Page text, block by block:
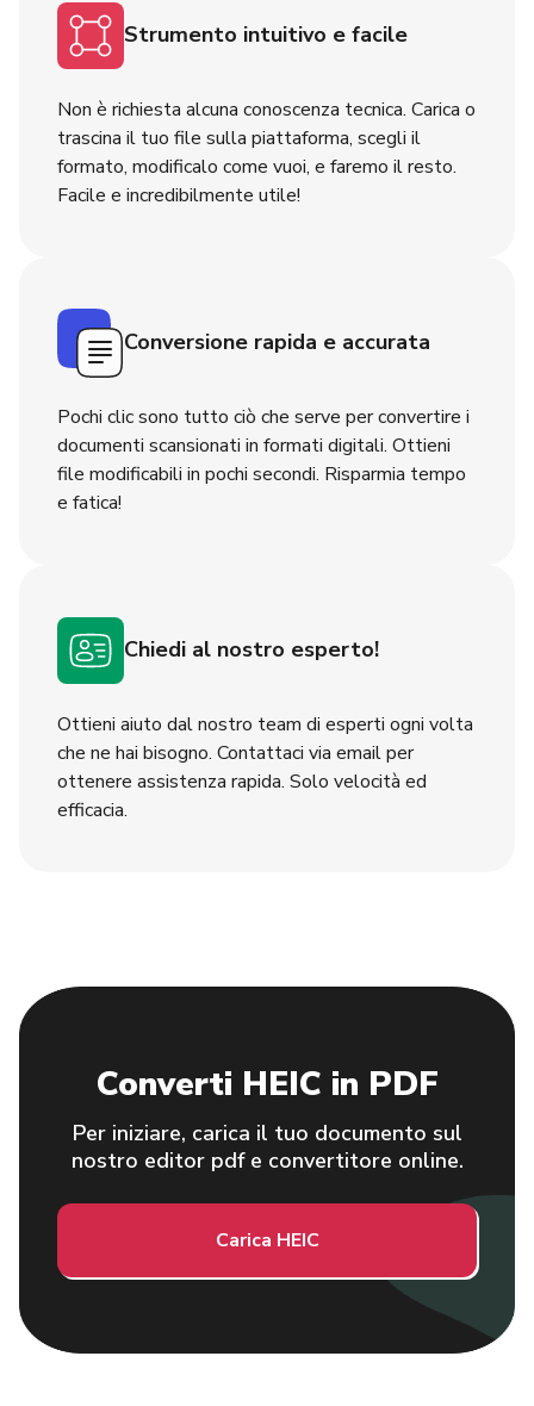
Strumento intuitivo e facile
Non è richiesta alcuna conoscenza tecnica. Carica o
trascina il tuo file sulla piattaforma, scegli il
formato, modificalo come vuoi, e faremo il resto.
Facile e incredibilmente utile!
Conversione rapida e accurata
Pochi clic sono tutto ciò che serve per convertire i
documenti scansionati in formati digitali. Ottieni
file modificabili in pochi secondi. Risparmia tempo
e fatica!
Chiedi al nostro esperto!
Ottieni aiuto dal nostro team di esperti ogni volta
che ne hai bisogno. Contattaci via email per
ottenere assistenza rapida. Solo velocità ed
efficacia.
Converti HEIC in PDF
Per iniziare, carica il tuo documento sul
nostro editor pdf e convertitore online.
Carica HEIC